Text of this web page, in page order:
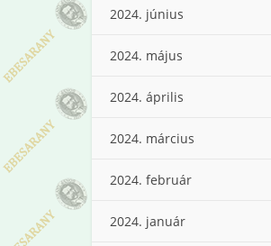
2024. június
2024. május
2024. április
2024. március
2024. február
2024. január